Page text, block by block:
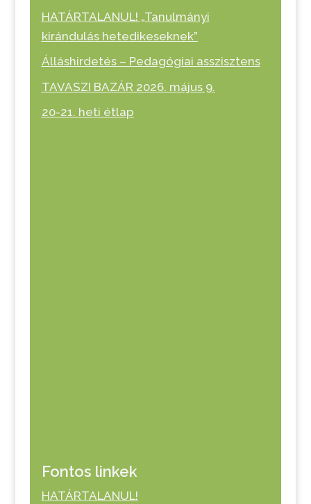
HATÁRTALANUL! „Tanulmányi
kirándulás hetedikeseknek”
Álláshirdetés – Pedagógiai asszisztens
TAVASZI BAZÁR 2026. május 9.
20-21. heti étlap
Fontos linkek
HATÁRTALANUL!